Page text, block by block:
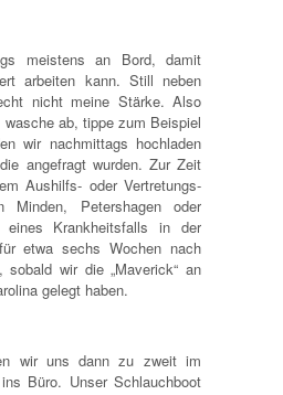
meistens an Bord, damit
arbeiten kann. Still neben
nicht meine Stärke. Also
ab, tippe zum Beispiel
wir nachmittags hochladen
angefragt wurden. Zur Zeit
Aushilfs- oder Vertretungs-
Petershagen oder
eines Krankheitsfalls in der
etwa sechs Wochen nach
sobald wir die „Maverick“ an
gelegt haben.
wir uns dann zu zweit im
Büro. Unser Schlauchboot